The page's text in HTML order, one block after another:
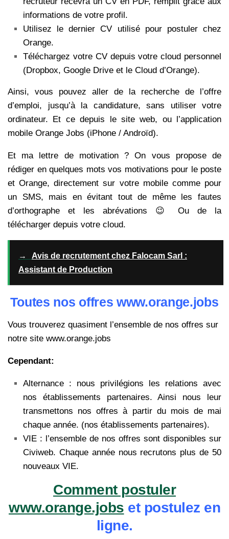
informations de votre profil.
Utilisez le dernier CV utilisé pour postuler chez
Orange.
Téléchargez votre CV depuis votre cloud personnel
(Dropbox, Google Drive et le Cloud d’Orange).
Ainsi, vous pouvez aller de la recherche de l’offre
d’emploi, jusqu’à la candidature, sans utiliser votre
ordinateur. Et ce depuis le site web, ou l’application
mobile Orange Jobs (iPhone / Androïd).
Et ma lettre de motivation ? On vous propose de
rédiger en quelques mots vos motivations pour le poste
et Orange, directement sur votre mobile comme pour
un SMS, mais en évitant tout de même les fautes
d’orthographe et les abrévations 😉 Ou de la
télécharger depuis votre cloud.
→
Avis de recrutement chez Falocam Sarl :
Assistant de Production
Toutes nos offres www.orange.jobs
Vous trouverez quasiment l’ensemble de nos offres sur
notre site www.orange.jobs
Cependant:
Alternance : nous privilégions les relations avec
nos établissements partenaires. Ainsi nous leur
transmettons nos offres à partir du mois de mai
chaque année. (nos établissements partenaires).
VIE : l’ensemble de nos offres sont disponibles sur
Civiweb. Chaque année nous recrutons plus de 50
nouveaux VIE.
Comment postuler
www.orange.jobs et postulez en
ligne.